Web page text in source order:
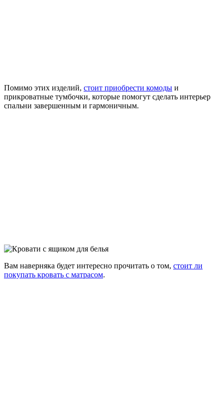
Помимо этих изделий, стоит приобрести комоды и
прикроватные тумбочки, которые помогут сделать интерьер
спальни завершенным и гармоничным.
Вам наверняка будет интересно прочитать о том, стоит ли
покупать кровать с матрасом.